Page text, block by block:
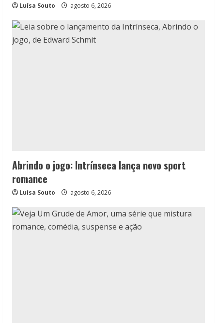
Luísa Souto agosto 6, 2026
Abrindo o jogo: Intrínseca lança novo sport
romance
Luísa Souto agosto 6, 2026